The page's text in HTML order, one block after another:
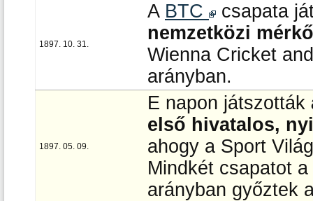
1897. 10. 31.
A BTC
csapata
nemzetközi
Wienna Cricket
arányban.
1897. 05. 09.
E napon játszották
első hivatalos,
ahogy a Sport
Mindkét csapatot a
arányban győztek